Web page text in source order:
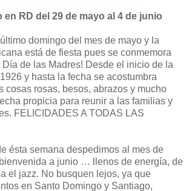
en RD del 29 de mayo al 4 de junio
domingo del mes de mayo y la
está de fiesta pues se conmemora
de las Madres! Desde el inicio de la
y hasta la fecha se acostumbra
cosas rosas, besos, abrazos y mucho
propicia para reunir a las familias y
FELICIDADES A TODAS LAS
ésta semana despedimos al mes de
a junio … llenos de energía, de
el jazz. No busquen lejos, ya que
en Santo Domingo y Santiago,